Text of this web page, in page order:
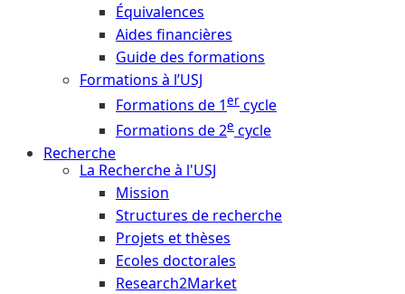
Équivalences
Aides financières
Guide des formations
Formations à l’USJ
Formations de 1er cycle
Formations de 2e cycle
Recherche
La Recherche à l'USJ
Mission
Structures de recherche
Projets et thèses
Ecoles doctorales
Research2Market